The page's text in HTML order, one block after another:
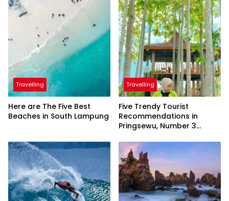
Travelling
Here are The Five Best
Beaches in South Lampung
Travelling
Five Trendy Tourist
Recommendations in
Pringsewu, Number 3
President